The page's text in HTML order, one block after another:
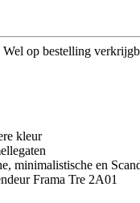
op bestelling
kleur
minimalistische en
Frama Tre 2A01